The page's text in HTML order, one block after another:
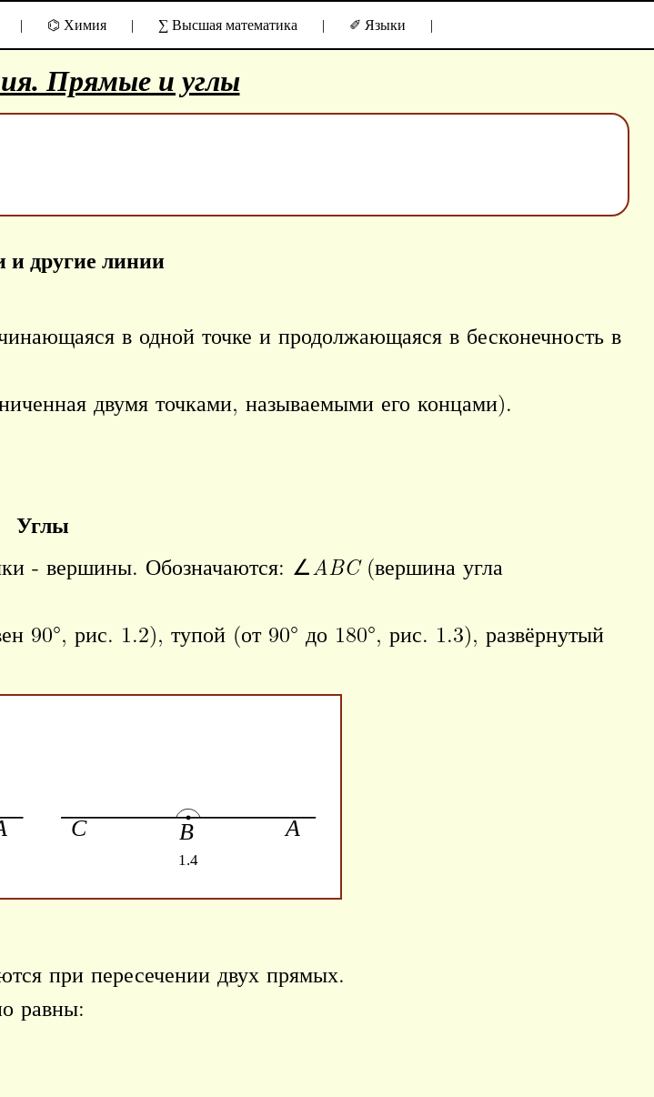
| ⌬ Химия | ∑ Высшая математика | ✐ Языки |
Прямые и углы
и другие линии
в одной точке и продолжающаяся в бесконечность в
двумя точками, называемыми его концами).
Углы
- вершины. Обозначаются: ∠ABC(вершина угла
90°, рис. 1.2), тупой (от 90° до 180°, рис. 1.3), развёрнутый
при пересечении двух прямых.
равны: